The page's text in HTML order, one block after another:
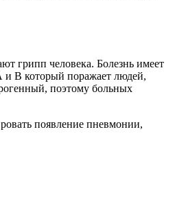
грипп человека. Болезнь имеет
и В который поражает людей,
поэтому больных
появление пневмонии,